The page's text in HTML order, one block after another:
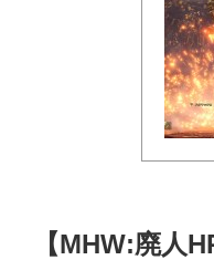
【MHW:廃人